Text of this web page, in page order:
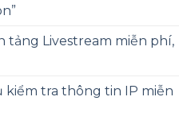
tảng Livestream miễn phí,
kiểm tra thông tin IP miễn